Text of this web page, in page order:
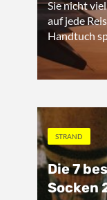
Sie nicht
auf jede
Handtuch
STRAND
Die 7
Socken